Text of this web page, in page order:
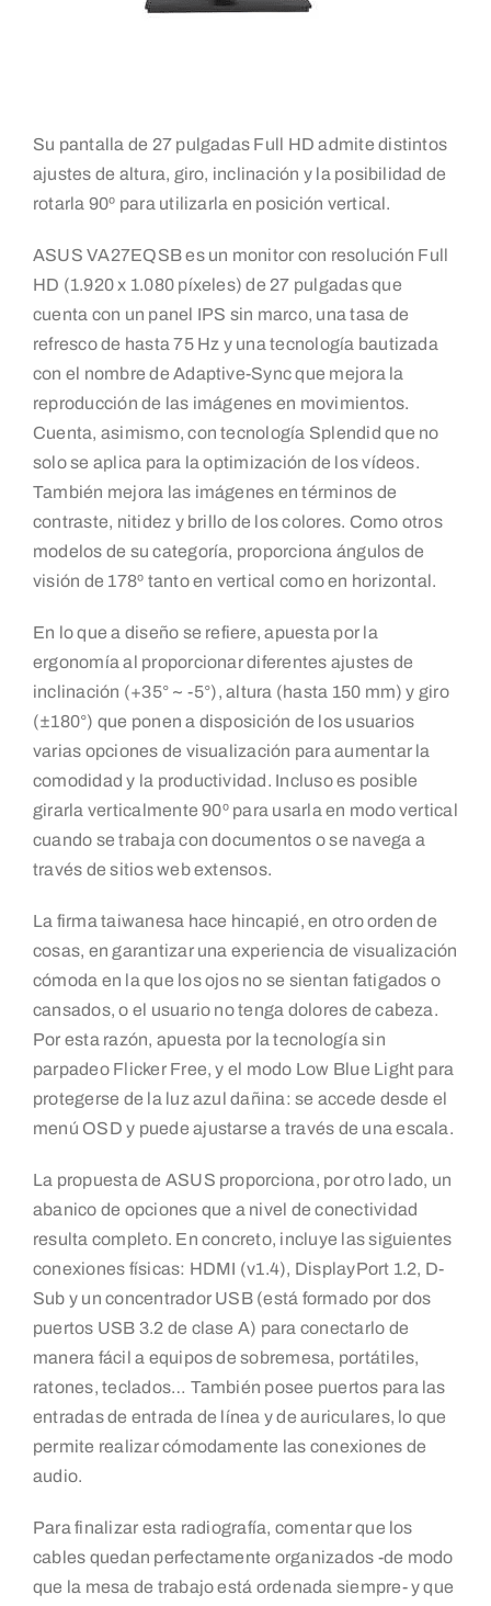
Su pantalla de 27 pulgadas Full HD admite distintos
ajustes de altura, giro, inclinación y la posibilidad de
rotarla 90º para utilizarla en posición vertical.
ASUS VA27EQSB es un monitor con resolución Full
HD (1.920 x 1.080 píxeles) de 27 pulgadas que
cuenta con un panel IPS sin marco, una tasa de
refresco de hasta 75 Hz y una tecnología bautizada
con el nombre de Adaptive-Sync que mejora la
reproducción de las imágenes en movimientos.
Cuenta, asimismo, con tecnología Splendid que no
solo se aplica para la optimización de los vídeos.
También mejora las imágenes en términos de
contraste, nitidez y brillo de los colores. Como otros
modelos de su categoría, proporciona ángulos de
visión de 178º tanto en vertical como en horizontal.
En lo que a diseño se refiere, apuesta por la
ergonomía al proporcionar diferentes ajustes de
inclinación (+35° ~ -5°), altura (hasta 150 mm) y giro
(±180°) que ponen a disposición de los usuarios
varias opciones de visualización para aumentar la
comodidad y la productividad. Incluso es posible
girarla verticalmente 90º para usarla en modo vertical
cuando se trabaja con documentos o se navega a
través de sitios web extensos.
La firma taiwanesa hace hincapié, en otro orden de
cosas, en garantizar una experiencia de visualización
cómoda en la que los ojos no se sientan fatigados o
cansados, o el usuario no tenga dolores de cabeza.
Por esta razón, apuesta por la tecnología sin
parpadeo Flicker Free, y el modo Low Blue Light para
protegerse de la luz azul dañina: se accede desde el
menú OSD y puede ajustarse a través de una escala.
La propuesta de ASUS proporciona, por otro lado, un
abanico de opciones que a nivel de conectividad
resulta completo. En concreto, incluye las siguientes
conexiones físicas: HDMI (v1.4), DisplayPort 1.2, D-
Sub y un concentrador USB (está formado por dos
puertos USB 3.2 de clase A) para conectarlo de
manera fácil a equipos de sobremesa, portátiles,
ratones, teclados… También posee puertos para las
entradas de entrada de línea y de auriculares, lo que
permite realizar cómodamente las conexiones de
audio.
Para finalizar esta radiografía, comentar que los
cables quedan perfectamente organizados -de modo
que la mesa de trabajo está ordenada siempre- y que